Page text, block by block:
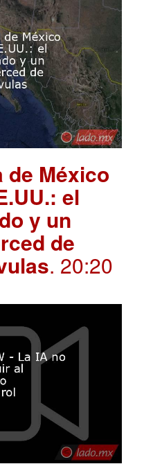
de México
el
y un
de
. 20:20